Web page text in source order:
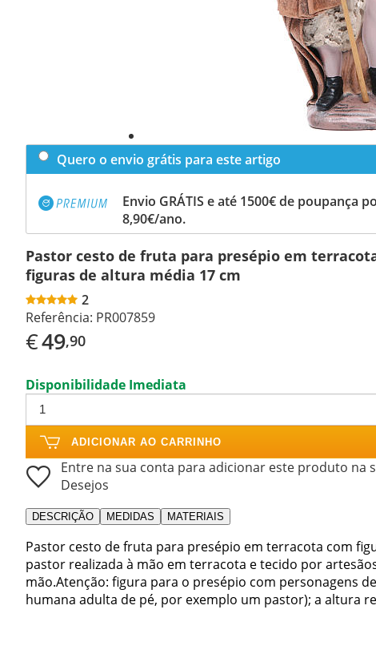
Quero o envio grátis para este artigo
Envio GRÁTIS e até 1500€ de poupança
8,90€/ano.
Pastor cesto de fruta para presépio em
figuras de altura média 17 cm
2
Referência: PR007859
€49,90
Disponibilidade Imediata
ADICIONAR AO CARRINHO
Entre na sua conta para adicionar este produto na
Desejos
DESCRIÇÃO MEDIDAS MATERIAIS
Pastor cesto de fruta para presépio em terracota com
pastor realizada à mão em terracota e tecido por
mão.Atenção: figura para o presépio com personagens
humana adulta de pé, por exemplo um pastor); a altura